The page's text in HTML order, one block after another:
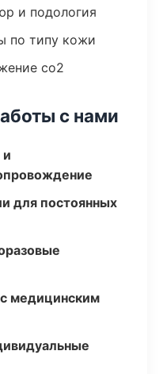
и подология
по типу кожи
co2
с нами
и
для постоянных
медицинским